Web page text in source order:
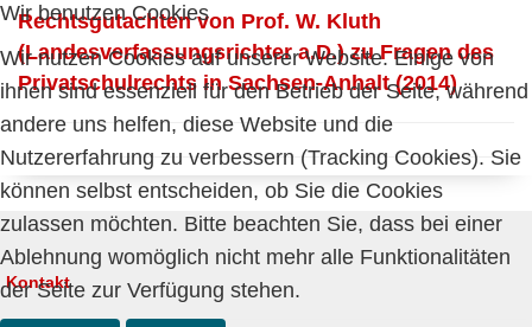
Rechtsgutachten von Prof. W. Kluth
(Landesverfassungsrichter a.D.) zu Fragen des
Privatschulrechts in Sachsen-Anhalt (2014)
Kontakt
Wir benutzen Cookies
Wir nutzen Cookies auf unserer Website. Einige von
ihnen sind essenziell für den Betrieb der Seite, während
andere uns helfen, diese Website und die
Nutzererfahrung zu verbessern (Tracking Cookies). Sie
können selbst entscheiden, ob Sie die Cookies
zulassen möchten. Bitte beachten Sie, dass bei einer
Ablehnung womöglich nicht mehr alle Funktionalitäten
der Seite zur Verfügung stehen.